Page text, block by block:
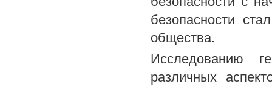
безопасности
общества.
Исследованию
различных